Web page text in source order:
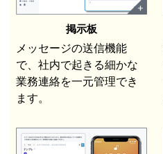
掲示板
メッセージの送信機能
で、社内で起きる細かな
業務連絡を一元管理でき
ます。